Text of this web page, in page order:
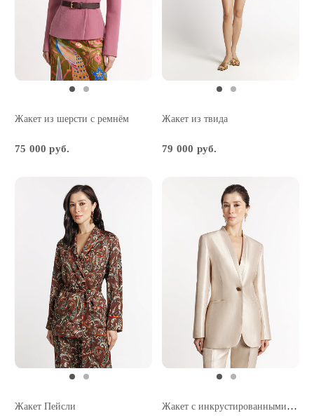
Жакет из шерсти с ремнём
75 000 руб.
Жакет из твида
79 000 руб.
Жакет Пейсли Жакет с инкрустированными пуговицами